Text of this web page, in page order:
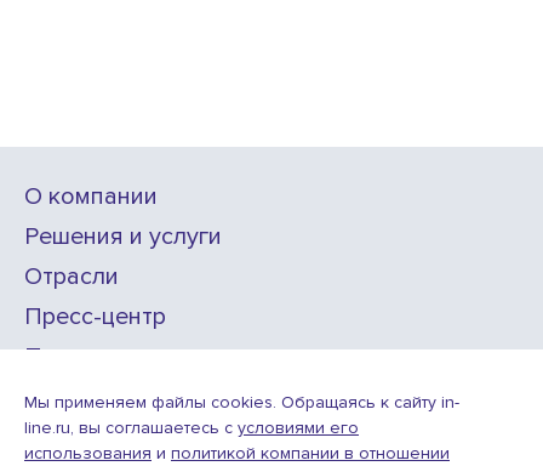
О компании
Решения и услуги
Отрасли
Пресс-центр
Проекты
Карьера
Мы применяем файлы cookies. Обращаясь к сайту in-
line.ru, вы соглашаетесь с условиями его
использования и политикой компании в отношении